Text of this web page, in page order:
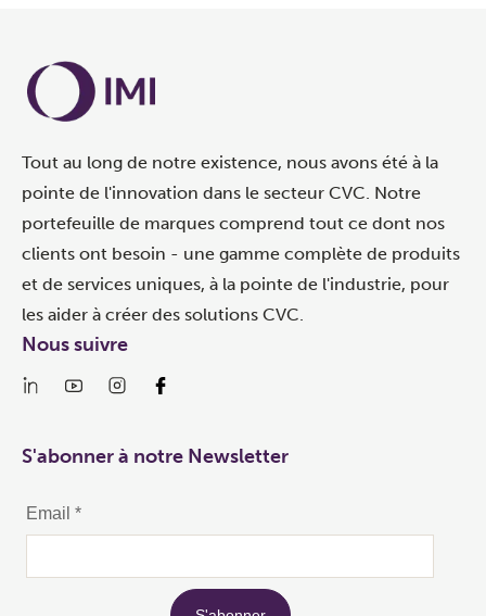
Tout au long de notre existence, nous avons été à la
pointe de l'innovation dans le secteur CVC. Notre
portefeuille de marques comprend tout ce dont nos
clients ont besoin - une gamme complète de produits
et de services uniques, à la pointe de l'industrie, pour
les aider à créer des solutions CVC.
Nous suivre
S'abonner à notre Newsletter